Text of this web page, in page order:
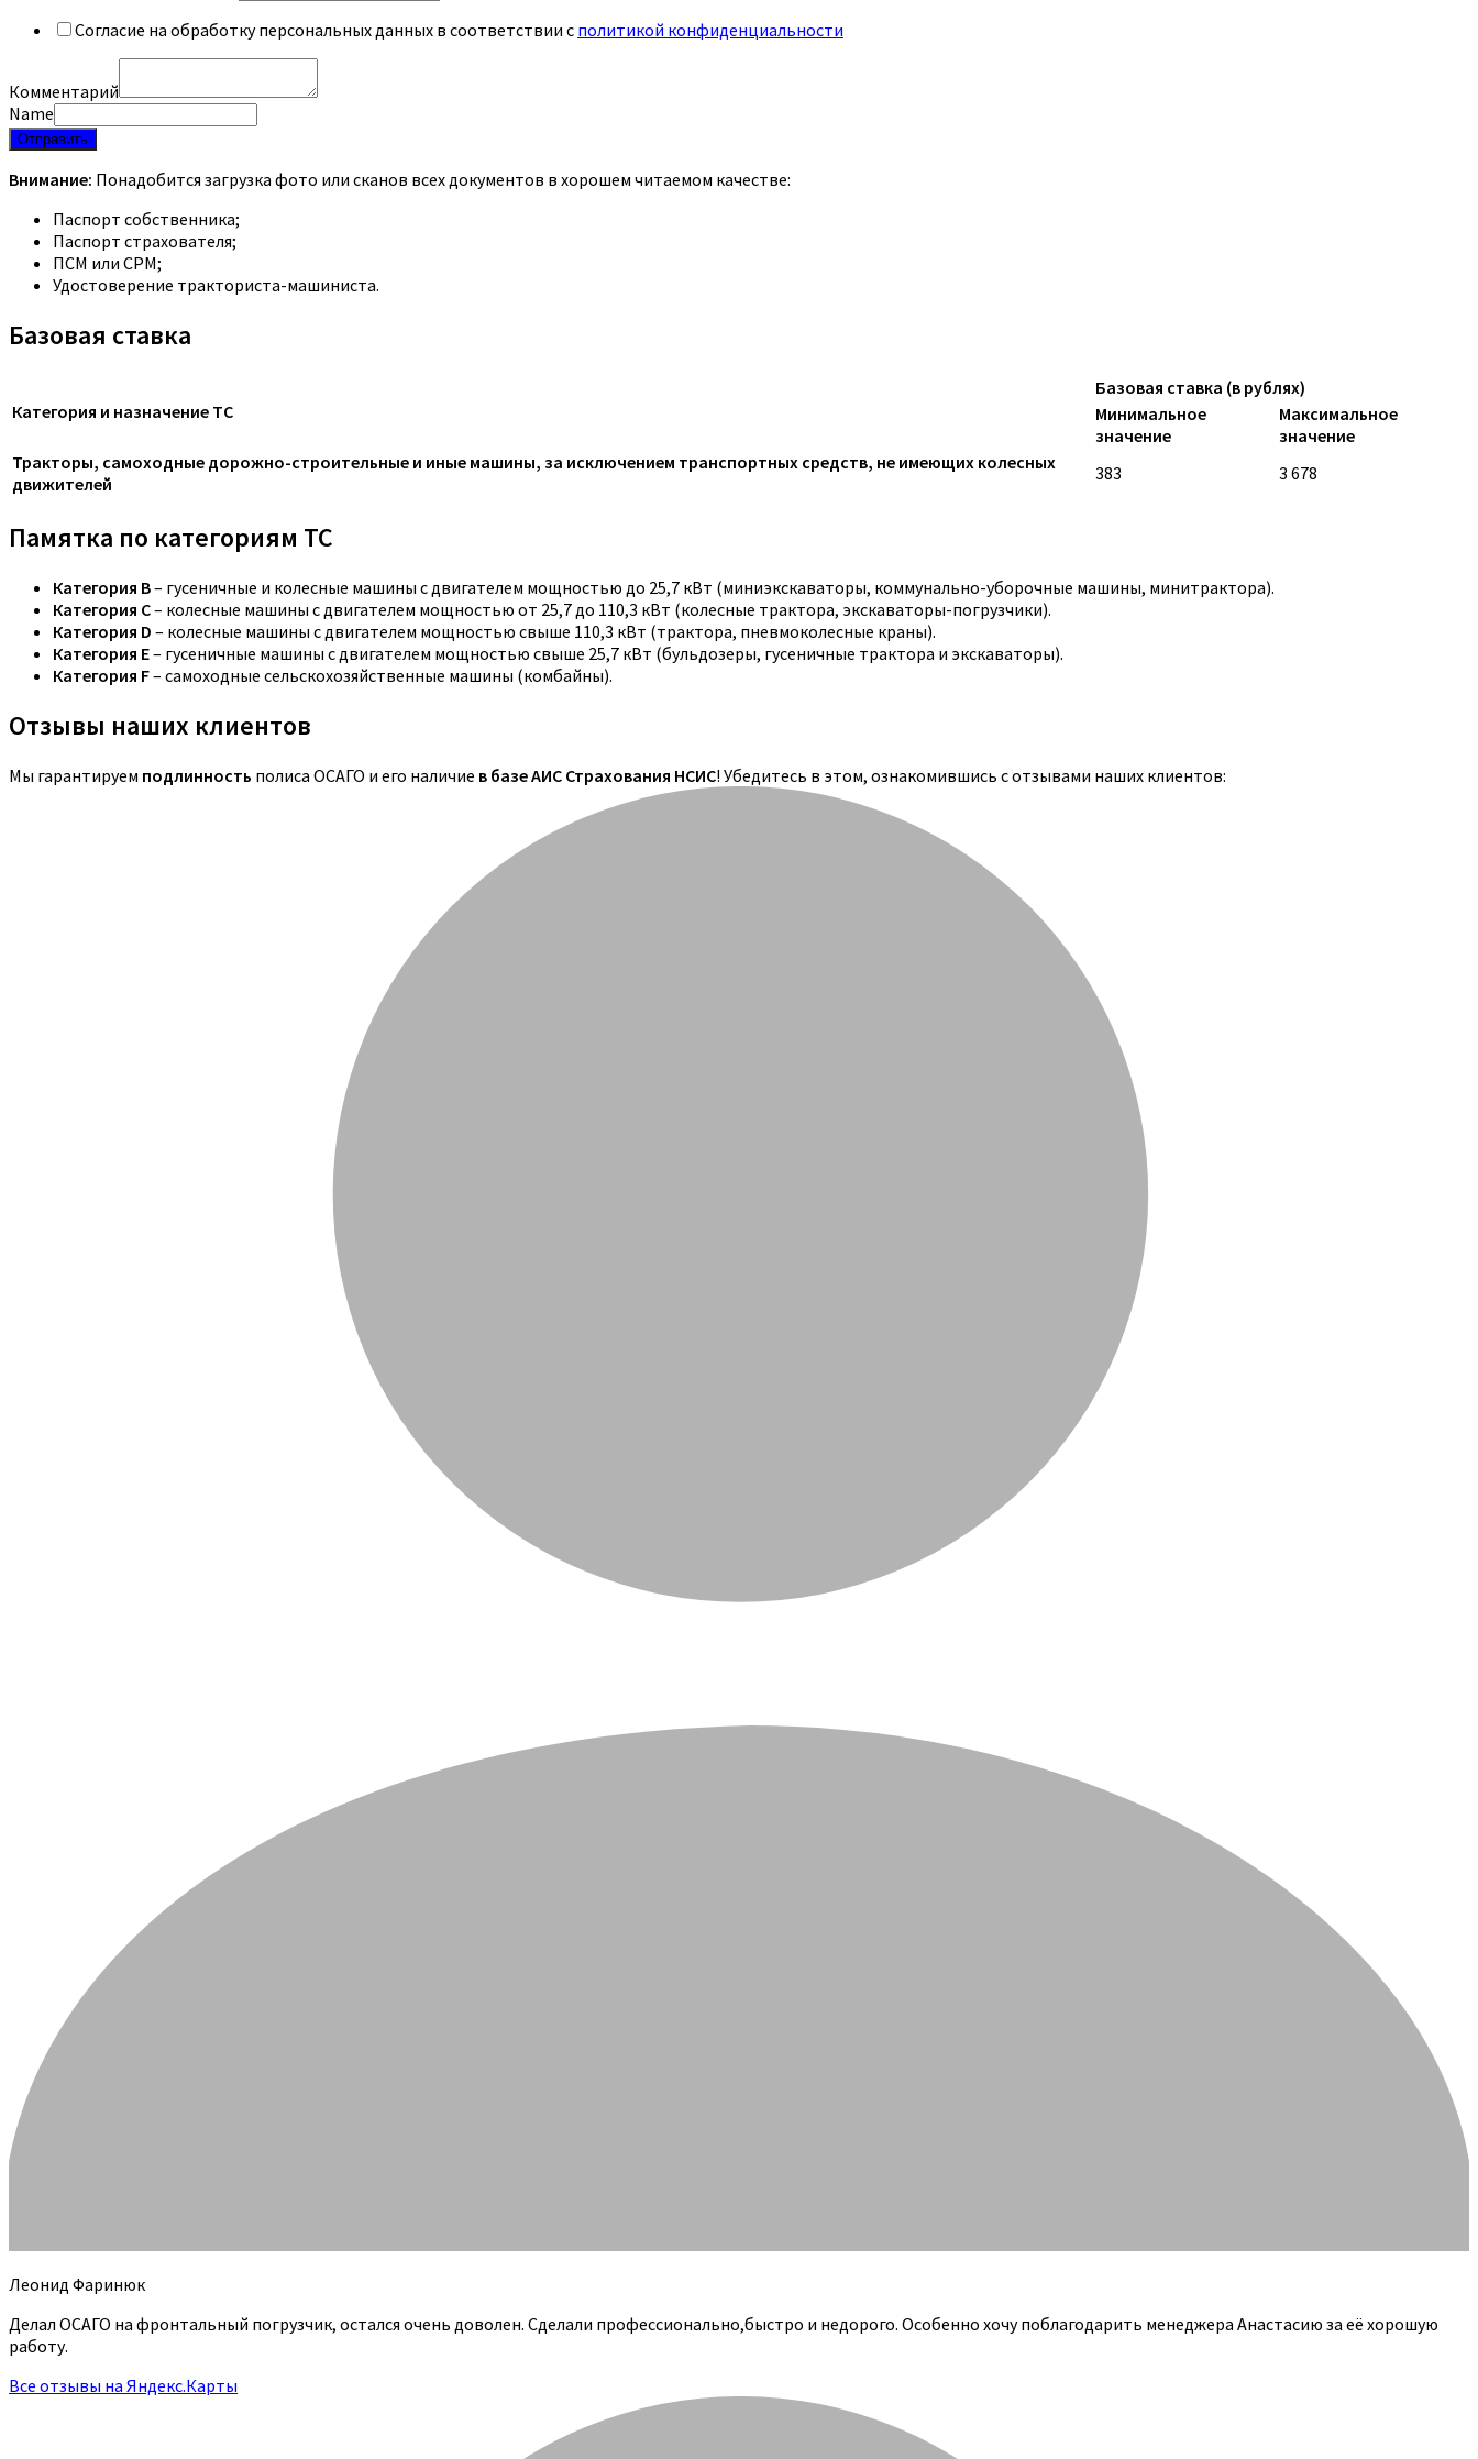
Согласие на обработку персональных данных в соответствии с политикой конфиденциальности
Комментарий
Name
Отправить
Внимание: Понадобится загрузка фото или сканов всех документов в хорошем читаемом качестве:
Паспорт собственника;
Паспорт страхователя;
ПСМ или СРМ;
Удостоверение тракториста-машиниста.
Базовая ставка
Категория и назначение ТС
Базовая ставка (в рублях)
Минимальное
значение
Максимальное
значение
Тракторы, самоходные дорожно-строительные и иные машины, за исключением транспортных средств, не имеющих колесных
движителей
383 3 678
Памятка по категориям ТС
Категория B– гусеничные и колесные машины с двигателем мощностью до 25,7 кВт (миниэкскаваторы, коммунально-уборочные машины, минитрактора).
Категория C– колесные машины с двигателем мощностью от 25,7 до 110,3 кВт (колесные трактора, экскаваторы-погрузчики).
Категория D – колесные машины с двигателем мощностью свыше 110,3 кВт (трактора, пневмоколесные краны).
Категория E– гусеничные машины с двигателем мощностью свыше 25,7 кВт (бульдозеры, гусеничные трактора и экскаваторы).
Категория F– самоходные сельскохозяйственные машины (комбайны).
Отзывы наших клиентов
Мы гарантируем подлинность полиса ОСАГО и его наличие в базе АИС Страхования НСИС! Убедитесь в этом, ознакомившись с отзывами наших клиентов:
Леонид Фаринюк
Делал ОСАГО на фронтальный погрузчик, остался очень доволен. Сделали профессионально,быстро и недорого. Особенно хочу поблагодарить менеджера Анастасию за её хорошую
работу.
Все отзывы на Яндекс.Карты